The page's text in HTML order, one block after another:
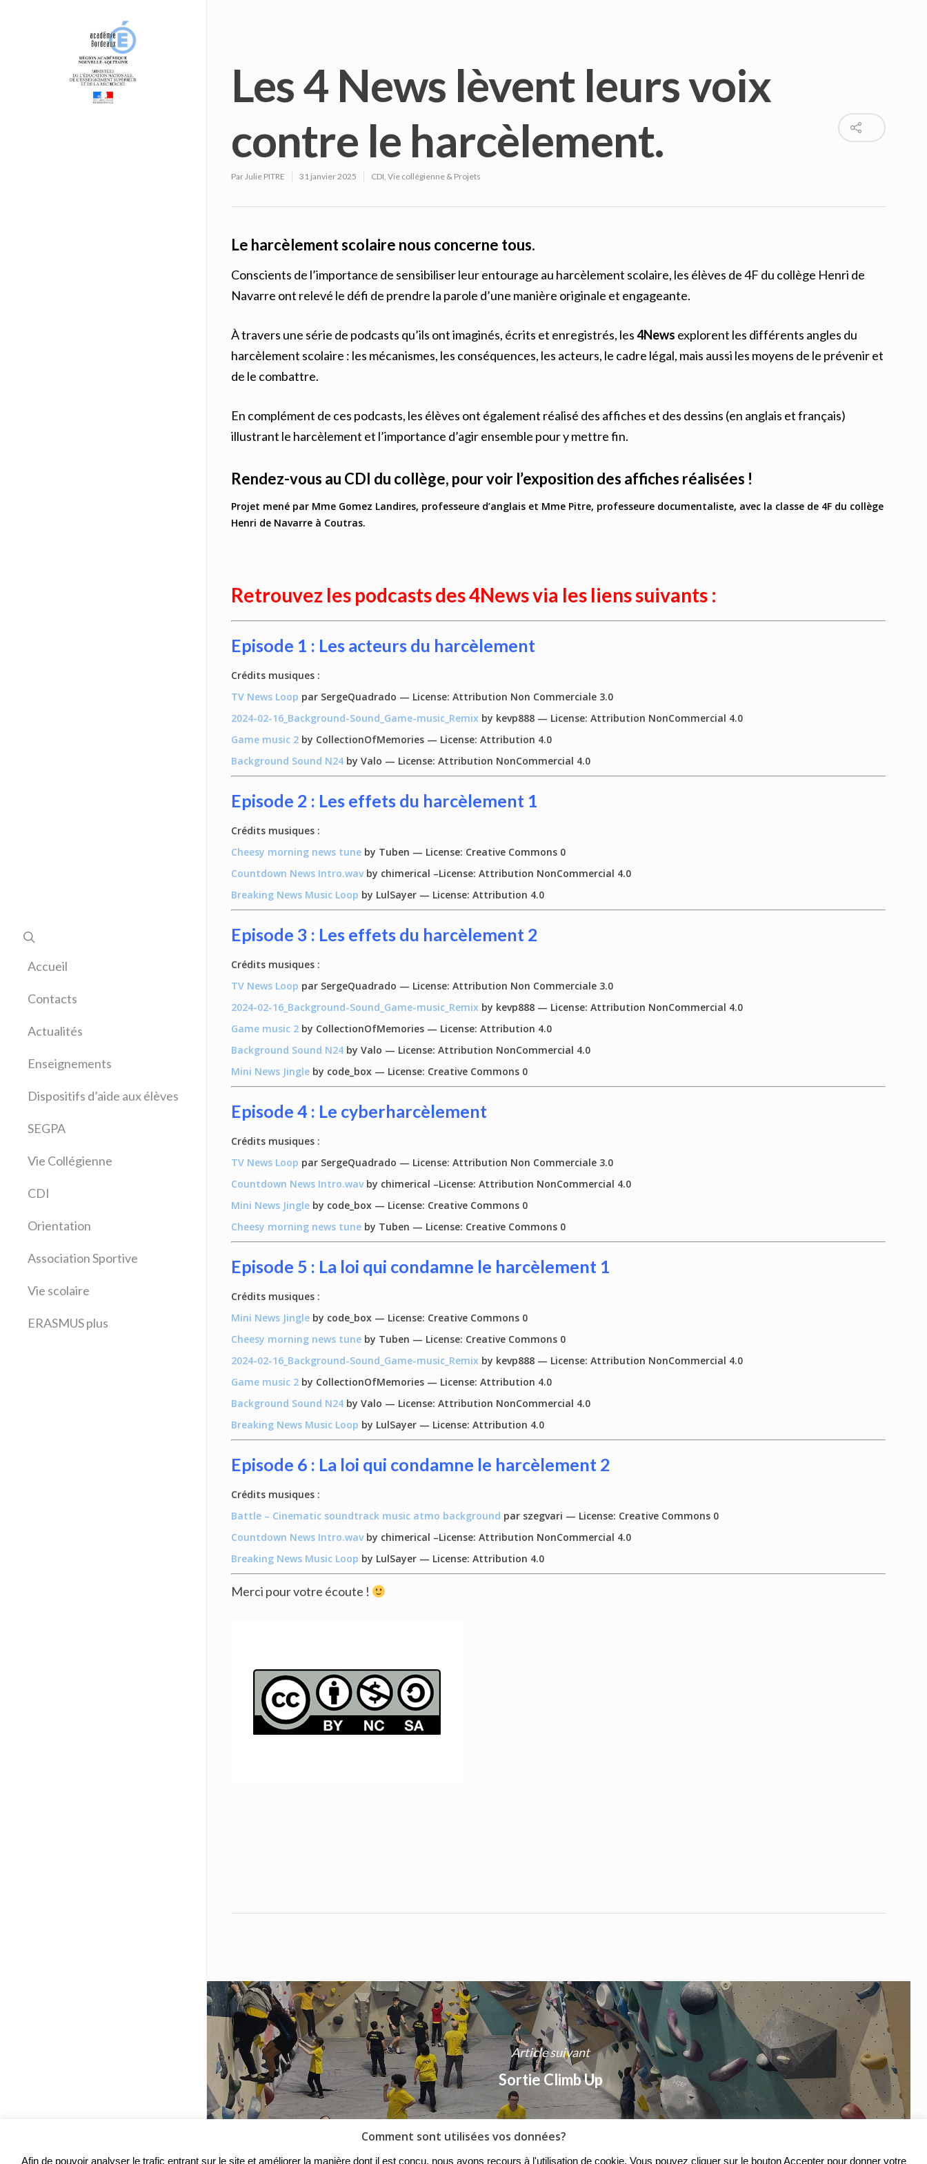
Accueil
Contacts
Actualités
Enseignements
Allemand
Anglais
Arts plastiques
Education musicale
Espagnol
Français
Latin
Sciences physiques
Technologie
Dispositifs d’aide aux élèves
SEGPA
Vie Collégienne
CDI
Orientation
Association Sportive
Vie scolaire
ERASMUS plus
Les 4 News lèvent leurs voix
contre le harcèlement.
ParJulie PITRE 31 janvier 2025 CDI, Vie collégienne & Projets
Le harcèlement scolaire nous concerne tous.
Conscients de l’importance de sensibiliser leur entourage au harcèlement scolaire, les élèves de 4F du collège Henri de
Navarre ont relevé le défi de prendre la parole d’une manière originale et engageante.
À travers une série de podcasts qu’ils ont imaginés, écrits et enregistrés, les4News explorent les différents angles du
harcèlement scolaire : les mécanismes, les conséquences, les acteurs, le cadre légal, mais aussi les moyens de le prévenir et
de le combattre.
En complément de ces podcasts, les élèves ont également réalisé des affiches et des dessins (en anglais et français)
illustrant le harcèlement et l’importance d’agir ensemble pour y mettre fin.
Rendez-vous au CDI du collège, pour voir l’exposition des affiches réalisées !
Projet mené par Mme Gomez Landires, professeure d’anglais et Mme Pitre, professeure documentaliste, avec la classe de 4F du collège
Henri de Navarre à Coutras.
Retrouvez les podcasts des 4News via les liens suivants :
Episode 1 : Les acteurs du harcèlement
Crédits musiques :
TV News Loop par SergeQuadrado — License: Attribution Non Commerciale 3.0
2024-02-16_Background-Sound_Game-music_Remix by kevp888 — License: Attribution NonCommercial 4.0
Game music 2 by CollectionOfMemories — License: Attribution 4.0
Background Sound N24 by Valo — License: Attribution NonCommercial 4.0
Episode 2 : Les effets du harcèlement 1
Crédits musiques :
Cheesy morning news tune by Tuben — License: Creative Commons 0
Countdown News Intro.wavby chimerical –License: Attribution NonCommercial 4.0
Breaking News Music Loop by LulSayer — License: Attribution 4.0
Episode 3 : Les effets du harcèlement 2
Crédits musiques :
TV News Loop par SergeQuadrado — License: Attribution Non Commerciale 3.0
2024-02-16_Background-Sound_Game-music_Remix by kevp888 — License: Attribution NonCommercial 4.0
Game music 2 by CollectionOfMemories — License: Attribution 4.0
Background Sound N24 by Valo — License: Attribution NonCommercial 4.0
Mini News Jingle by code_box — License: Creative Commons 0
Episode 4 : Le cyberharcèlement
Crédits musiques :
TV News Loop par SergeQuadrado — License: Attribution Non Commerciale 3.0
Countdown News Intro.wavby chimerical –License: Attribution NonCommercial 4.0
Mini News Jingle by code_box — License: Creative Commons 0
Cheesy morning news tune by Tuben — License: Creative Commons 0
Episode 5 : La loi qui condamne le harcèlement 1
Crédits musiques :
Mini News Jingle by code_box — License: Creative Commons 0
Cheesy morning news tune by Tuben — License: Creative Commons 0
2024-02-16_Background-Sound_Game-music_Remix by kevp888 — License: Attribution NonCommercial 4.0
Game music 2 by CollectionOfMemories — License: Attribution 4.0
Background Sound N24 by Valo — License: Attribution NonCommercial 4.0
Breaking News Music Loop by LulSayer — License: Attribution 4.0
Episode 6 : La loi qui condamne le harcèlement 2
Crédits musiques :
Battle – Cinematic soundtrack music atmo background par szegvari — License: Creative Commons 0
Countdown News Intro.wavby chimerical –License: Attribution NonCommercial 4.0
Breaking News Music Loop by LulSayer — License: Attribution 4.0
Merci pour votre écoute !
Article suivant
Sortie Climb Up
Comment sont utilisées vos données?
Afin de pouvoir analyser le trafic entrant sur le site et améliorer la manière dont il est conçu, nous avons recours à l'utilisation de cookie. Vous pouvez cliquer sur le bouton Accepter pour donner votre